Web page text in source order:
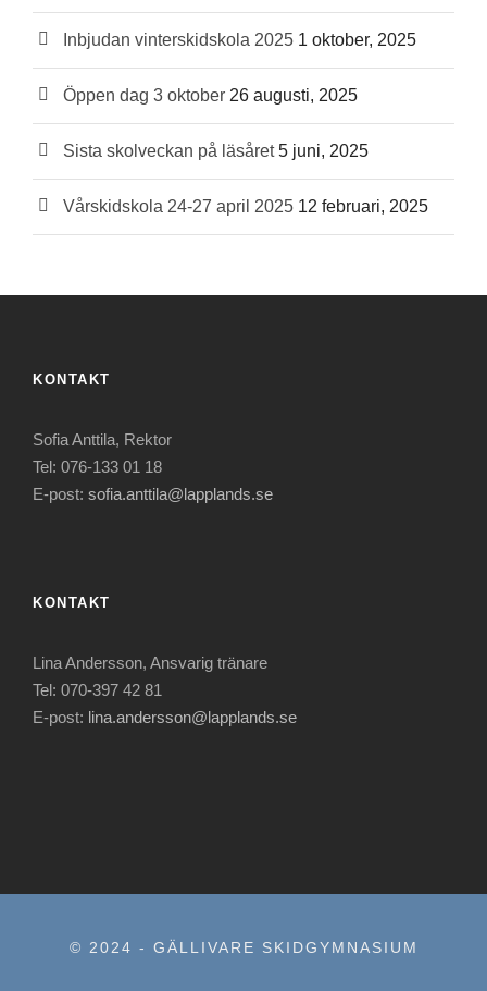
Inbjudan vinterskidskola 2025 1 oktober, 2025
Öppen dag 3 oktober 26 augusti, 2025
Sista skolveckan på läsåret 5 juni, 2025
Vårskidskola 24-27 april 2025 12 februari, 2025
KONTAKT
Sofia Anttila, Rektor
Tel: 076-133 01 18
E-post: sofia.anttila@lapplands.se
KONTAKT
Lina Andersson, Ansvarig tränare
Tel: 070-397 42 81
E-post: lina.andersson@lapplands.se
© 2024 - GÄLLIVARE SKIDGYMNASIUM